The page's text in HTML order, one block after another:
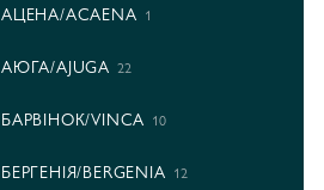
АЦЕНА/ACAENA 1
АЮГА/AJUGA 22
БАРВІНОК/VINCA 10
БЕРГЕНІЯ/BERGENIA 12